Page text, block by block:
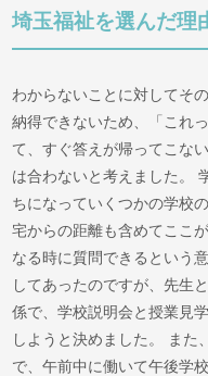
埼玉福祉を選んだ理
わからないことに対してそ
納得できないため、「これ
て、すぐ答えが帰ってこな
は合わないと考えました。
ちになっていくつかの学校
宅からの距離も含めてここ
なる時に質問できるという
してあったのですが、先生
係で、学校説明会と授業見
しようと決めました。 また
で、午前中に働いて午後学